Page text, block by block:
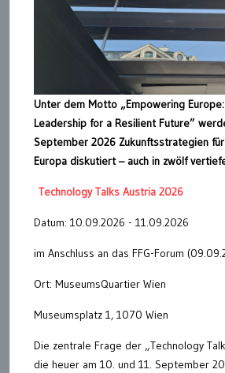
Unter dem Motto „Empowering
Leadership for a Resilient Future”
September 2026 Zukunftsstrategien
Europa diskutiert – auch in zwölf
Technology Talks Austria 2026
Datum: 10.09.2026 - 11.09.2026
im Anschluss an das FFG-Forum
Ort: MuseumsQuartier Wien
Museumsplatz 1, 1070 Wien
Die zentrale Frage der „Technology
die heuer am 10. und 11. September